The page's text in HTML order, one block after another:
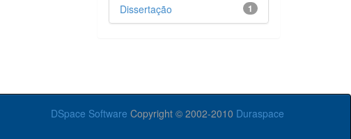
1
Dissertação
DSpace Software Copyright © 2002-2010 Duraspace